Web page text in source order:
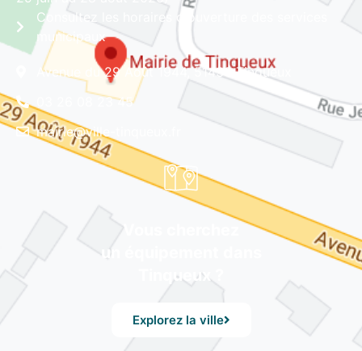
Consultez les horaires d'ouverture des services
municipaux
Avenue du 29 Août 1944, 51430 Tinqueux
03 26 08 23 45
mairie@ville-tinqueux.fr
Vous cherchez
un équipement dans
Tinqueux ?
Explorez la ville